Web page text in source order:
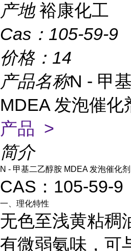
产地 裕康化工
Cas： 105-59-9
价格： 14
产品名称N - 甲
MDEA 发泡催化
产品 >
简介
N - 甲基二乙醇胺 MDEA 发泡催化
CAS：105-59-9
一、理化特性
无色至浅黄粘稠
有微弱氨味，可